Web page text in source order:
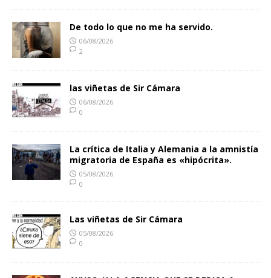
De todo lo que no me ha servido.
06/08/2026
2
las viñetas de Sir Cámara
06/08/2026
0
La crítica de Italia y Alemania a la amnistía
migratoria de España es «hipócrita».
05/08/2026
0
Las viñetas de Sir Cámara
05/08/2026
0